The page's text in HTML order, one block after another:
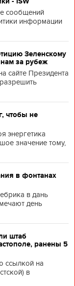
сообщений
информации
Зеленскому
за рубеж
сайте Президента
чтобы не
энергетика
значение тому,
в фонтанах
в дань
день
штаб
ранены 5
ссылкой на
в